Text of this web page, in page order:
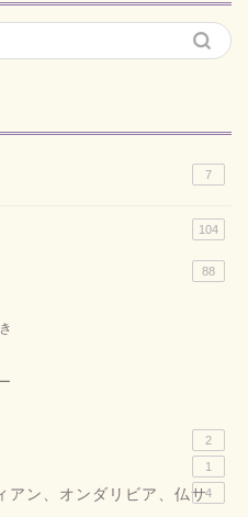
7
104
88
2
1
アン、オンダリビア、仏サ4